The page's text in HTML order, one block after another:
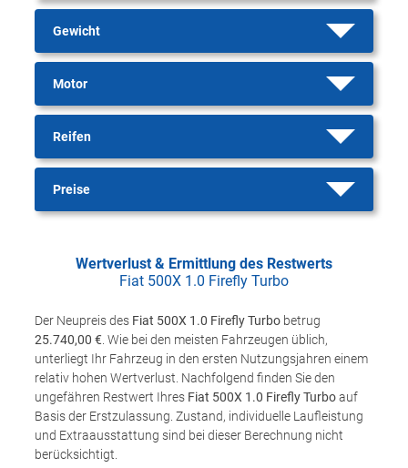
Gewicht
Motor
Reifen
Preise
Wertverlust & Ermittlung des Restwerts
Fiat 500X 1.0 Firefly Turbo
Der Neupreis des Fiat 500X 1.0 Firefly Turbo betrug
25.740,00 € . Wie bei den meisten Fahrzeugen üblich,
unterliegt Ihr Fahrzeug in den ersten Nutzungsjahren einem
relativ hohen Wertverlust. Nachfolgend finden Sie den
ungefähren Restwert Ihres Fiat 500X 1.0 Firefly Turboauf
Basis der Erstzulassung. Zustand, individuelle Laufleistung
und Extraausstattung sind bei dieser Berechnung nicht
berücksichtigt.